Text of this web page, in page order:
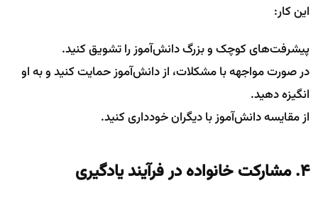
این کار:
پیشرفت‌های کوچک و بزرگ دانش‌آموز را تشویق کنید.
در صورت مواجهه با مشکلات، از دانش‌آموز حمایت کنید و به او
انگیزه دهید.
از مقایسه دانش‌آموز با دیگران خودداری کنید.
۴. مشارکت خانواده در فرآیند یادگیری